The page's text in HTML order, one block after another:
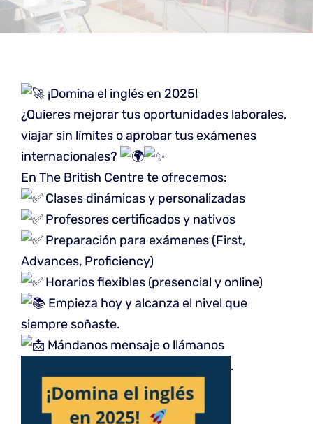
Conócenos
Paseo Virtual
¡Domina el inglés en 2025!
¿Quieres mejorar tus oportunidades laborales,
viajar sin límites o aprobar tus exámenes
internacionales?
En The British Centre te ofrecemos:
Clases dinámicas y personalizadas
Profesores certificados y nativos
Preparación para exámenes (First,
Advances, Proficiency)
Horarios flexibles (presencial y online)
Empieza hoy y alcanza el nivel que
siempre soñaste.
Mándanos mensaje o llámanos
.